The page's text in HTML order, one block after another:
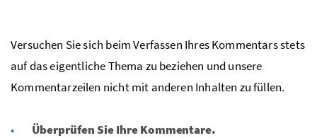
Versuchen Sie sich beim Verfassen Ihres Kommentars stets
auf das eigentliche Thema zu beziehen und unsere
Kommentarzeilen nicht mit anderen Inhalten zu füllen.
Überprüfen Sie Ihre Kommentare.